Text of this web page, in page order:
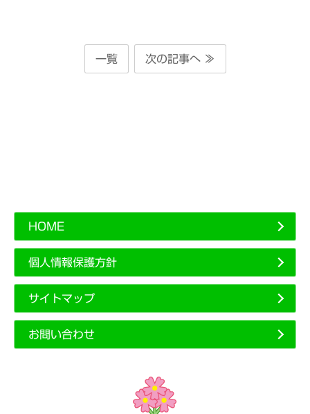
一覧 次の記事へ ≫
HOME
個人情報保護方針
サイトマップ
お問い合わせ